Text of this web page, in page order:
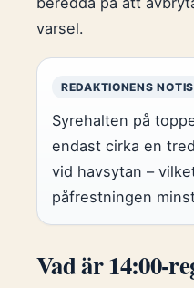
varsel.
REDAKTIONENS NOTIS
Syrehalten på
endast cirka en
vid havsytan –
påfrestningen
Vad är 14:00-